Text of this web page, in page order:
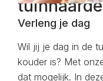
Verleng je dag
Wil jij je dag in de
kouder is? Met
dat mogelijk. In